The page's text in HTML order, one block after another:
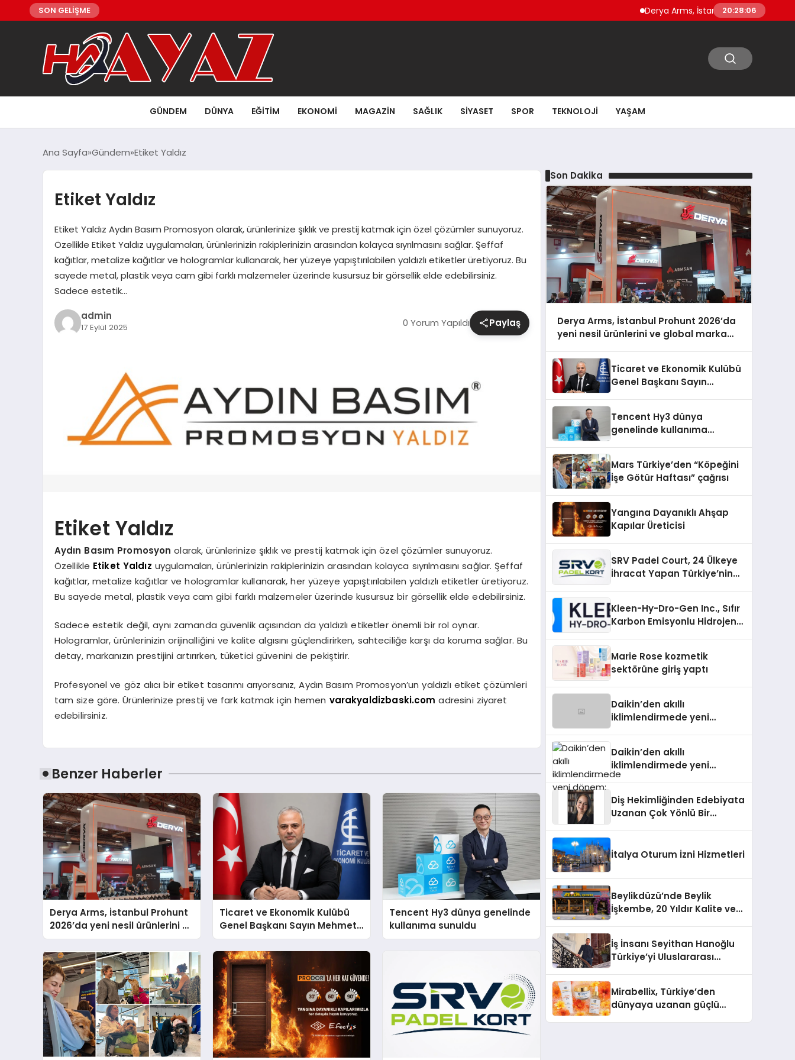
SON GELİŞME Derya Arms, İstanbul Prohunt 2026’da
20:28:07
GÜNDEM DÜNYA EĞITIM EKONOMI MAGAZIN SAĞLIK SIYASET SPOR TEKNOLOJI YAŞAM
Ana Sayfa Gündem Etiket Yaldız
Etiket Yaldız
Etiket Yaldız Aydın Basım Promosyon olarak, ürünlerinize şıklık ve prestij katmak için özel çözümler sunuyoruz.
Özellikle Etiket Yaldız uygulamaları, ürünlerinizin rakiplerinizin arasından kolayca sıyrılmasını sağlar. Şeffaf
kağıtlar, metalize kağıtlar ve hologramlar kullanarak, her yüzeye yapıştırılabilen yaldızlı etiketler üretiyoruz. Bu
sayede metal, plastik veya cam gibi farklı malzemeler üzerinde kusursuz bir görsellik elde edebilirsiniz.
Sadece estetik…
admin
17 Eylül 2025 0 Yorum Yapıldı Paylaş
Etiket Yaldız
Aydın Basım Promosyon olarak, ürünlerinize şıklık ve prestij katmak için özel çözümler sunuyoruz.
Özellikle Etiket Yaldız uygulamaları, ürünlerinizin rakiplerinizin arasından kolayca sıyrılmasını sağlar. Şeffaf
kağıtlar, metalize kağıtlar ve hologramlar kullanarak, her yüzeye yapıştırılabilen yaldızlı etiketler üretiyoruz.
Bu sayede metal, plastik veya cam gibi farklı malzemeler üzerinde kusursuz bir görsellik elde edebilirsiniz.
Sadece estetik değil, aynı zamanda güvenlik açısından da yaldızlı etiketler önemli bir rol oynar.
Hologramlar, ürünlerinizin orijinalliğini ve kalite algısını güçlendirirken, sahteciliğe karşı da koruma sağlar. Bu
detay, markanızın prestijini artırırken, tüketici güvenini de pekiştirir.
Profesyonel ve göz alıcı bir etiket tasarımı arıyorsanız, Aydın Basım Promosyon’un yaldızlı etiket çözümleri
tam size göre. Ürünlerinize prestij ve fark katmak için hemen varakyaldizbaski.com adresini ziyaret
edebilirsiniz.
Benzer Haberler
Derya Arms, İstanbul Prohunt
2026’da yeni nesil ürünlerini ve
global marka vizyonunu
sergiledi
Ticaret ve Ekonomik Kulübü
Genel Başkanı Sayın Mehmet
Ulutaş, ekonomiye dair yaptığı
açıklamada şunları kaydetti:
Tencent Hy3 dünya genelinde
kullanıma sunuldu
Son Dakika
Derya Arms, İstanbul Prohunt 2026’da
yeni nesil ürünlerini ve global marka
Ticaret ve Ekonomik Kulübü
Genel Başkanı Sayın
şunları kaydetti:
Tencent Hy3 dünya
genelinde kullanıma
Mars Türkiye’den “Köpeğini
İşe Götür Haftası” çağrısı
Yangına Dayanıklı Ahşap
Kapılar Üreticisi
SRV Padel Court, 24 Ülkeye
İhracat Yapan Türkiye’nin
Kleen-Hy-Dro-Gen Inc., Sıfır
Karbon Emisyonlu Hidrojen
Aldı
Marie Rose kozmetik
sektörüne giriş yaptı
Daikin’den akıllı
iklimlendirmede yeni
Daikin’den akıllı
iklimlendirmede yeni
dönem: Madoka Plus
Diş Hekimliğinden Edebiyata
Uzanan Çok Yönlü Bir
İtalya Oturum İzni Hizmetleri
Beylikdüzü’nde Beylik
İşkembe, 20 Yıldır Kalite ve
İş İnsanı Seyithan Hanoğlu
Türkiye’yi Uluslararası
Mirabellix, Türkiye’den
dünyaya uzanan güçlü